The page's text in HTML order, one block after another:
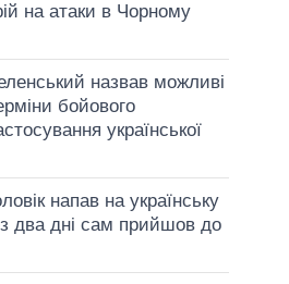
на атаки в Чорному
назвав можливі
бойового
української
напав на українську
два дні сам прийшов до